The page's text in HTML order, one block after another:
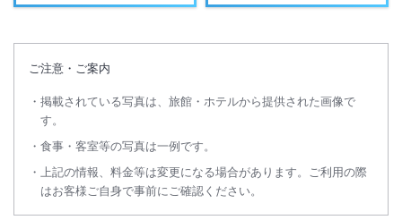
ご注意・ご案内
掲載されている写真は、旅館・ホテルから提供された画像で
す。
食事・客室等の写真は一例です。
上記の情報、料金等は変更になる場合があります。ご利用の際
はお客様ご自身で事前にご確認ください。